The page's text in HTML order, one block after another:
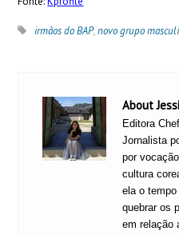
irmãos do BAP,novo grupo
About
Editora
Jornalista
por
cultura
ela o
quebrar os
em relação